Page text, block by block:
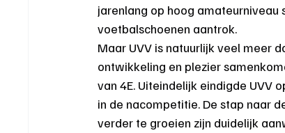
jarenlang op hoog amateurniveau
voetbalschoenen aantrok.
Maar UVV is natuurlijk veel meer
ontwikkeling en plezier
van 4E. Uiteindelijk eindigde UVV
in de nacompetitie. De stap naar
verder te groeien zijn duidelijk